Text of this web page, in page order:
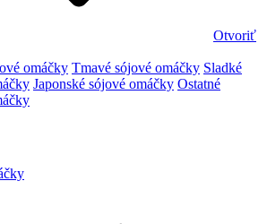
Otvoriť
omáčky Tmavé sójové omáčky Sladké
Japonské sójové omáčky Ostatné